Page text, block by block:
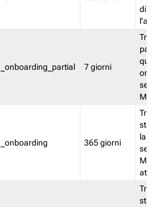
7 giorni
365 giorni
stata
la
stata